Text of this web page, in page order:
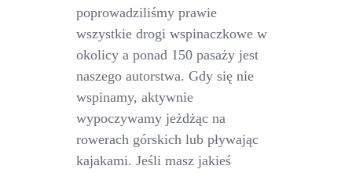
poprowadziliśmy prawie
wszystkie drogi wspinaczkowe w
okolicy a ponad 150 pasaży jest
naszego autorstwa. Gdy się nie
wspinamy, aktywnie
wypoczywamy jeżdżąc na
rowerach górskich lub pływając
kajakami. Jeśli masz jakieś